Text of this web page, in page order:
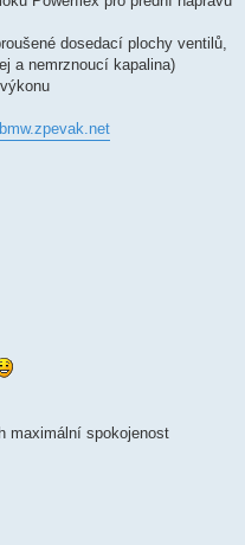
dosedací plochy ventilů,
a nemrznoucí kapalina)
maximální spokojenost